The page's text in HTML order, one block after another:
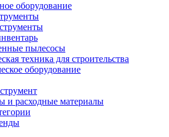
оборудование
пылесосы
техника для строительства
оборудование
и расходные материалы